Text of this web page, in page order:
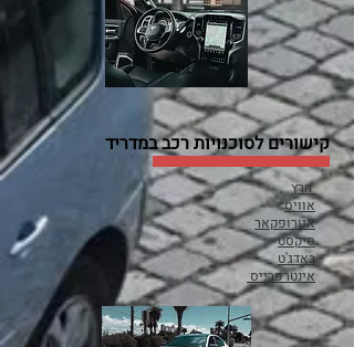
קישורים לסוכנויות רכב במדריד
הרץ
אוויס
איורופקאר
סיקסט
באדג'ט
אינטרפרייס